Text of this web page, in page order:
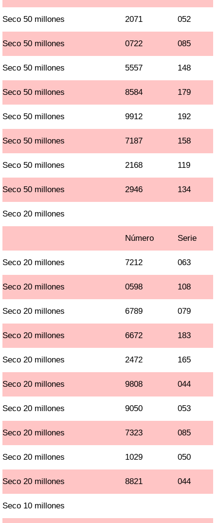
Seco 50 millones 2071 052
Seco 50 millones 0722 085
Seco 50 millones 5557 148
Seco 50 millones 8584 179
Seco 50 millones 9912 192
Seco 50 millones 7187 158
Seco 50 millones 2168 119
Seco 50 millones 2946 134
Seco 20 millones
Número Serie
Seco 20 millones 7212 063
Seco 20 millones 0598 108
Seco 20 millones 6789 079
Seco 20 millones 6672 183
Seco 20 millones 2472 165
Seco 20 millones 9808 044
Seco 20 millones 9050 053
Seco 20 millones 7323 085
Seco 20 millones 1029 050
Seco 20 millones 8821 044
Seco 10 millones